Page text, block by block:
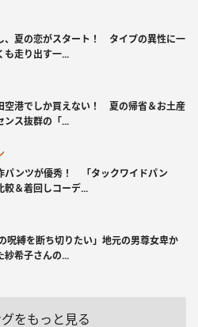
、夏の恋がスタート！ タイプの異性に一
走り出す一...
空港でしか買えない！ 夏の帰省＆お土産
ンス抜群の「...
パンツが優秀！ 「タックワイドパン
較＆着回しコーデ...
呪縛を断ち切りたい」地元の男尊女卑か
紗希子さんの...
をもっと見る